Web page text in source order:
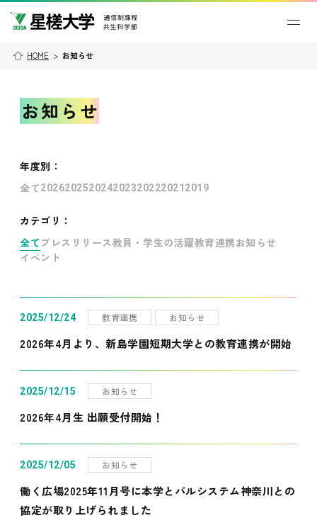
HOME > お知らせ
お知らせ
年度別 ：
全て202620252024202320222021 2019
カテゴリ：
全て プレスリリース教員・学生の活躍教育連携お知らせ
イベント
2025/12/24 教育連携 お知らせ
2026年4月より、新島学園短期大学との教育連携が開始
2025/12/15 お知らせ
2026年4月生 出願受付開始！
2025/12/05 お知らせ
働く広場2025年11月号に本学とパルシステム神奈川との
協定が取り上げられました